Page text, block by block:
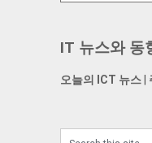
IT 뉴스와 동
오늘의 ICT 뉴스|